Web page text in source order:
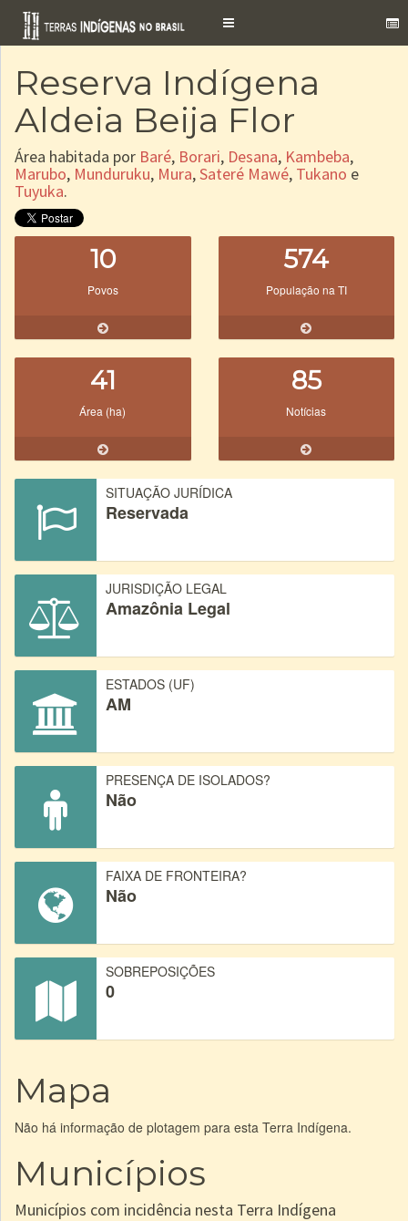
Toggle
Reserva Indígena
Aldeia Beija Flor
Área habitada por Baré, Borari, Desana, Kambeba,
Marubo, Munduruku, Mura,Sateré Mawé, Tukano e
Tuyuka.
10
Povos
574
População na TI
41
Área (ha)
85
Notícias
SITUAÇÃO JURÍDICA
Reservada
JURISDIÇÃO LEGAL
Amazônia Legal
ESTADOS (UF)
AM
PRESENÇA DE ISOLADOS?
Não
FAIXA DE FRONTEIRA?
Não
SOBREPOSIÇÕES
0
Mapa
Não há informação de plotagem para esta Terra Indígena.
Municípios
Municípios com incidência nesta Terra Indígena